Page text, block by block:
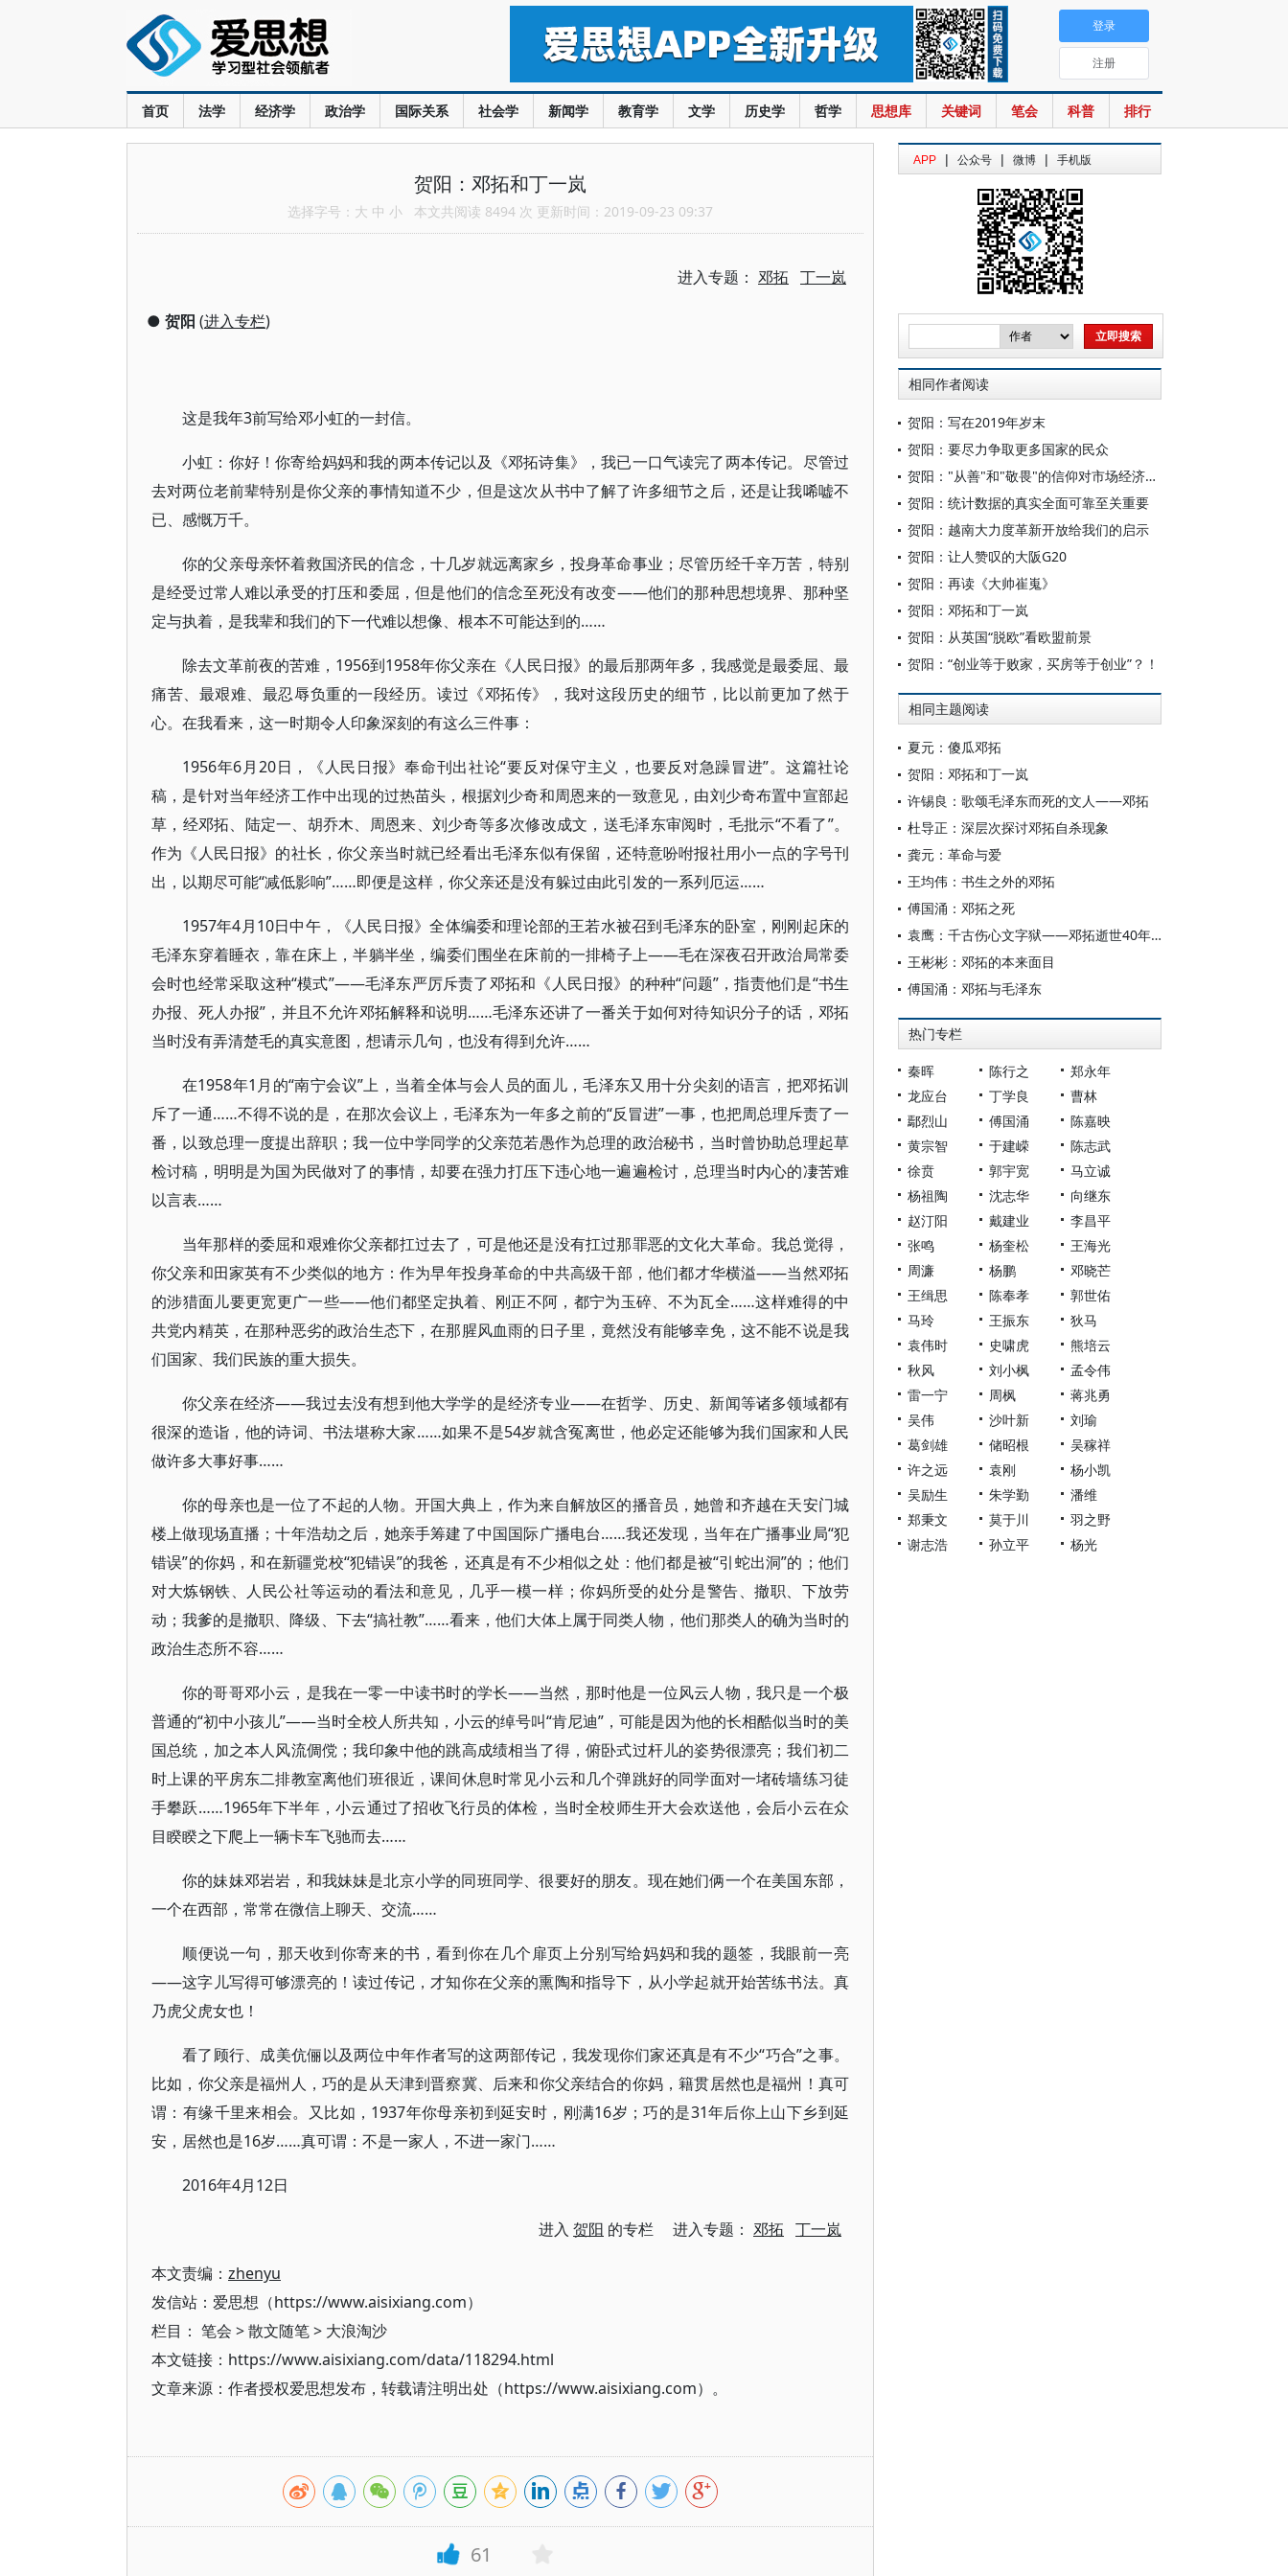
首页 法学 经济学 政治学 国际关系 社会学 新闻学 教育学 文学 历史学 哲学 思想库 关键词 笔会 科普 排行
登录
注册
贺阳：邓拓和丁一岚
选择字号： 大 中 小 本文共阅读 8494 次 更新时间：2019-09-23 09:37
进入专题： 邓拓 丁一岚
● 贺阳 (进入专栏)
这是我年3前写给邓小虹的一封信。
小虹：你好！你寄给妈妈和我的两本传记以及《邓拓诗集》，我已一口气读完了两本传记。尽管过
去对两位老前辈特别是你父亲的事情知道不少，但是这次从书中了解了许多细节之后，还是让我唏嘘不
已、感慨万千。
你的父亲母亲怀着救国济民的信念，十几岁就远离家乡，投身革命事业；尽管历经千辛万苦，特别
是经受过常人难以承受的打压和委屈，但是他们的信念至死没有改变——他们的那种思想境界、那种坚
定与执着，是我辈和我们的下一代难以想像、根本不可能达到的……
除去文革前夜的苦难，1956到1958年你父亲在《人民日报》的最后那两年多，我感觉是最委屈、最
痛苦、最艰难、最忍辱负重的一段经历。读过《邓拓传》，我对这段历史的细节，比以前更加了然于
心。在我看来，这一时期令人印象深刻的有这么三件事：
1956年6月20日，《人民日报》奉命刊出社论“要反对保守主义，也要反对急躁冒进”。这篇社论
稿，是针对当年经济工作中出现的过热苗头，根据刘少奇和周恩来的一致意见，由刘少奇布置中宣部起
草，经邓拓、陆定一、胡乔木、周恩来、刘少奇等多次修改成文，送毛泽东审阅时，毛批示“不看了”。
作为《人民日报》的社长，你父亲当时就已经看出毛泽东似有保留，还特意吩咐报社用小一点的字号刊
出，以期尽可能“减低影响”……即便是这样，你父亲还是没有躲过由此引发的一系列厄运……
1957年4月10日中午，《人民日报》全体编委和理论部的王若水被召到毛泽东的卧室，刚刚起床的
毛泽东穿着睡衣，靠在床上，半躺半坐，编委们围坐在床前的一排椅子上——毛在深夜召开政治局常委
会时也经常采取这种“模式”——毛泽东严厉斥责了邓拓和《人民日报》的种种“问题”，指责他们是“书生
办报、死人办报”，并且不允许邓拓解释和说明……毛泽东还讲了一番关于如何对待知识分子的话，邓拓
当时没有弄清楚毛的真实意图，想请示几句，也没有得到允许……
在1958年1月的“南宁会议”上，当着全体与会人员的面儿，毛泽东又用十分尖刻的语言，把邓拓训
斥了一通……不得不说的是，在那次会议上，毛泽东为一年多之前的“反冒进”一事，也把周总理斥责了一
番，以致总理一度提出辞职；我一位中学同学的父亲范若愚作为总理的政治秘书，当时曾协助总理起草
检讨稿，明明是为国为民做对了的事情，却要在强力打压下违心地一遍遍检讨，总理当时内心的凄苦难
以言表……
当年那样的委屈和艰难你父亲都扛过去了，可是他还是没有扛过那罪恶的文化大革命。我总觉得，
你父亲和田家英有不少类似的地方：作为早年投身革命的中共高级干部，他们都才华横溢——当然邓拓
的涉猎面儿要更宽更广一些——他们都坚定执着、刚正不阿，都宁为玉碎、不为瓦全……这样难得的中
共党内精英，在那种恶劣的政治生态下，在那腥风血雨的日子里，竟然没有能够幸免，这不能不说是我
们国家、我们民族的重大损失。
你父亲在经济——我过去没有想到他大学学的是经济专业——在哲学、历史、新闻等诸多领域都有
很深的造诣，他的诗词、书法堪称大家……如果不是54岁就含冤离世，他必定还能够为我们国家和人民
做许多大事好事……
你的母亲也是一位了不起的人物。开国大典上，作为来自解放区的播音员，她曾和齐越在天安门城
楼上做现场直播；十年浩劫之后，她亲手筹建了中国国际广播电台……我还发现，当年在广播事业局“犯
错误”的你妈，和在新疆党校“犯错误”的我爸，还真是有不少相似之处：他们都是被“引蛇出洞”的；他们
对大炼钢铁、人民公社等运动的看法和意见，几乎一模一样；你妈所受的处分是警告、撤职、下放劳
动；我爹的是撤职、降级、下去“搞社教”……看来，他们大体上属于同类人物，他们那类人的确为当时的
政治生态所不容……
你的哥哥邓小云，是我在一零一中读书时的学长——当然，那时他是一位风云人物，我只是一个极
普通的“初中小孩儿”——当时全校人所共知，小云的绰号叫“肯尼迪”，可能是因为他的长相酷似当时的美
国总统，加之本人风流倜傥；我印象中他的跳高成绩相当了得，俯卧式过杆儿的姿势很漂亮；我们初二
时上课的平房东二排教室离他们班很近，课间休息时常见小云和几个弹跳好的同学面对一堵砖墙练习徒
手攀跃……1965年下半年，小云通过了招收飞行员的体检，当时全校师生开大会欢送他，会后小云在众
目睽睽之下爬上一辆卡车飞驰而去……
你的妹妹邓岩岩，和我妹妹是北京小学的同班同学、很要好的朋友。现在她们俩一个在美国东部，
一个在西部，常常在微信上聊天、交流……
顺便说一句，那天收到你寄来的书，看到你在几个扉页上分别写给妈妈和我的题签，我眼前一亮
——这字儿写得可够漂亮的！读过传记，才知你在父亲的熏陶和指导下，从小学起就开始苦练书法。真
乃虎父虎女也！
看了顾行、成美伉俪以及两位中年作者写的这两部传记，我发现你们家还真是有不少“巧合”之事。
比如，你父亲是福州人，巧的是从天津到晋察冀、后来和你父亲结合的你妈，籍贯居然也是福州！真可
谓：有缘千里来相会。又比如，1937年你母亲初到延安时，刚满16岁；巧的是31年后你上山下乡到延
安，居然也是16岁……真可谓：不是一家人，不进一家门……
2016年4月12日
进入 贺阳 的专栏 进入专题： 邓拓 丁一岚
本文责编： zhenyu
发信站：爱思想（https://www.aisixiang.com）
栏目： 笔会 >散文随笔> 大浪淘沙
本文链接：https://www.aisixiang.com/data/118294.html
文章来源：作者授权爱思想发布，转载请注明出处（https://www.aisixiang.com）。
61
APP | 公众号 | 微博 | 手机版
相同作者阅读
贺阳：写在2019年岁末
贺阳：要尽力争取更多国家的民众
贺阳："从善"和"敬畏"的信仰对市场经济至关重要
贺阳：统计数据的真实全面可靠至关重要
贺阳：越南大力度革新开放给我们的启示
贺阳：让人赞叹的大阪G20
贺阳：再读《大帅崔嵬》
贺阳：邓拓和丁一岚
贺阳：从英国“脱欧”看欧盟前景
贺阳：“创业等于败家，买房等于创业”？！
相同主题阅读
夏元：傻瓜邓拓
贺阳：邓拓和丁一岚
许锡良：歌颂毛泽东而死的文人——邓拓
杜导正：深层次探讨邓拓自杀现象
龚元：革命与爱
王均伟：书生之外的邓拓
傅国涌：邓拓之死
袁鹰：千古伤心文字狱——邓拓逝世40年祭
王彬彬：邓拓的本来面目
傅国涌：邓拓与毛泽东
热门专栏
秦晖 陈行之
郑永年
龙应台
丁学良
曹林
鄢烈山
傅国涌
陈嘉映
黄宗智
于建嵘
陈志武
徐贲
郭宇宽
马立诚
杨祖陶
沈志华
向继东
赵汀阳
戴建业
李昌平
张鸣
杨奎松
王海光
周濂
杨鹏
邓晓芒
王缉思
陈奉孝
郭世佑
马玲
王振东
狄马
袁伟时
史啸虎
熊培云
秋风
刘小枫
孟令伟
雷一宁
周枫
蒋兆勇
吴伟
沙叶新
刘瑜
葛剑雄
储昭根
吴稼祥
许之远
袁刚
杨小凯
吴励生
朱学勤
潘维
郑秉文
莫于川
羽之野
谢志浩
孙立平 杨光